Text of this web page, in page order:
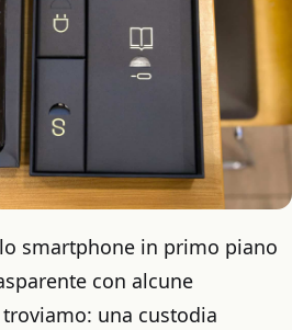
smartphone in primo piano
con alcune
una custodia